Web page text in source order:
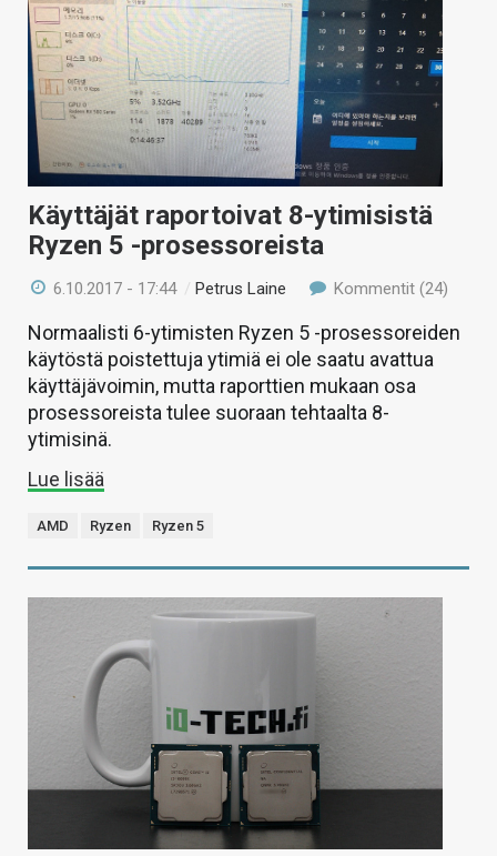
Käyttäjät raportoivat 8-ytimisistä
Ryzen 5 -prosessoreista
6.10.2017 - 17:44 / Petrus Laine Kommentit (24)
Normaalisti 6-ytimisten Ryzen 5 -prosessoreiden
käytöstä poistettuja ytimiä ei ole saatu avattua
käyttäjävoimin, mutta raporttien mukaan osa
prosessoreista tulee suoraan tehtaalta 8-
ytimisinä.
Lue lisää
AMD Ryzen Ryzen 5